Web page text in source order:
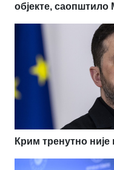
објекте,
Крим тренутно